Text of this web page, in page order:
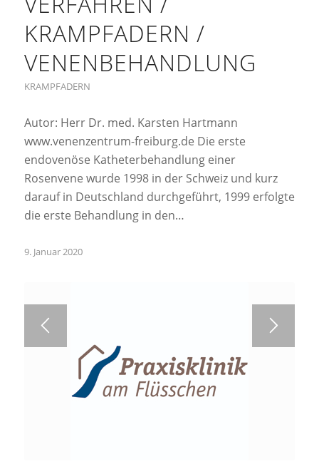
KRAMPFADERN /
VENENBEHANDLUNG
KRAMPFADERN
Autor: Herr Dr. med. Karsten Hartmann
www.venenzentrum-freiburg.de Die erste
endovenöse Katheterbehandlung einer
Rosenvene wurde 1998 in der Schweiz und kurz
darauf in Deutschland durchgeführt, 1999 erfolgte
die erste Behandlung in den…
9. Januar 2020